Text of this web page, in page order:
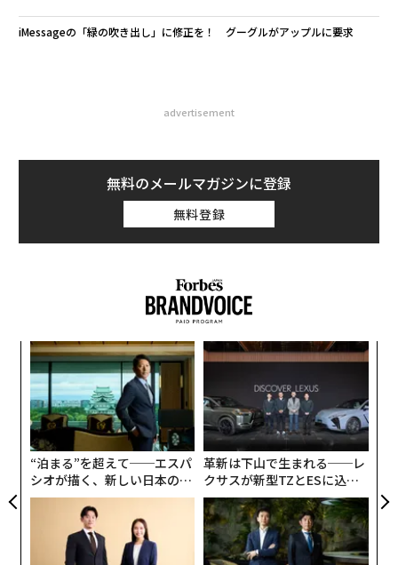
iMessageの「緑の吹き出し」に修正を！ グーグルがアップルに要求
advertisement
無料のメールマガジンに登録
無料登録
“泊まる”を超えて──エスパ
シオが描く、新しい日本のラ
グジュアリー（前編）
革新は下山で生まれる──レ
クサスが新型TZとESに込め
た「DISCOVER」の哲学